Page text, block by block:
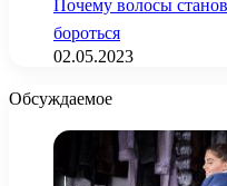
бороться
02.05.2023
Обсуждаемое